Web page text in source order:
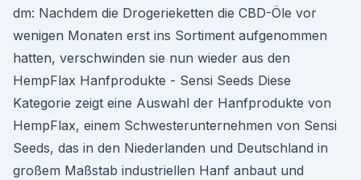
dm: Nachdem die Drogerieketten die CBD-Öle vor
wenigen Monaten erst ins Sortiment aufgenommen
hatten, verschwinden sie nun wieder aus den
HempFlax Hanfprodukte - Sensi Seeds Diese
Kategorie zeigt eine Auswahl der Hanfprodukte von
HempFlax, einem Schwesterunternehmen von Sensi
Seeds, das in den Niederlanden und Deutschland in
großem Maßstab industriellen Hanf anbaut und